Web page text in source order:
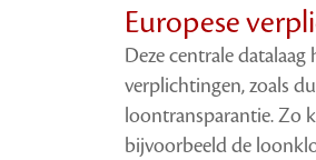
Europese
Deze centrale
verplichtingen, zoals
loontransparantie. Zo
bijvoorbeeld de